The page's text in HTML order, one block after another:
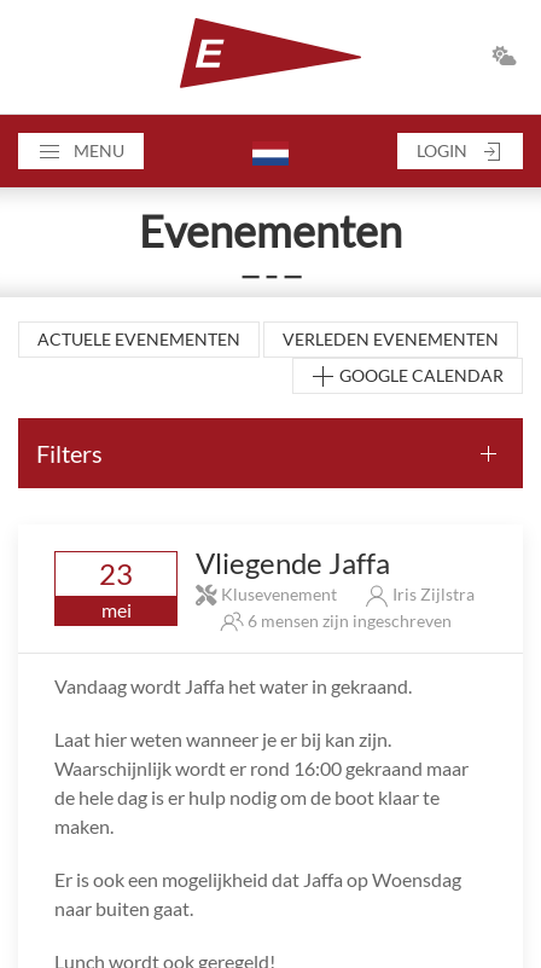
MENU LOGIN
Evenementen
— – —
ACTUELE EVENEMENTEN
VERLEDEN EVENEMENTEN
GOOGLE CALENDAR
Filters
23
mei
Vliegende Jaffa
Klusevenement
Iris Zijlstra
6 mensen zijn ingeschreven
Vandaag wordt Jaffa het water in gekraand.
Laat hier weten wanneer je er bij kan zijn.
Waarschijnlijk wordt er rond 16:00 gekraand maar
de hele dag is er hulp nodig om de boot klaar te
maken.
Er is ook een mogelijkheid dat Jaffa op Woensdag
naar buiten gaat.
Lunch wordt ook geregeld!